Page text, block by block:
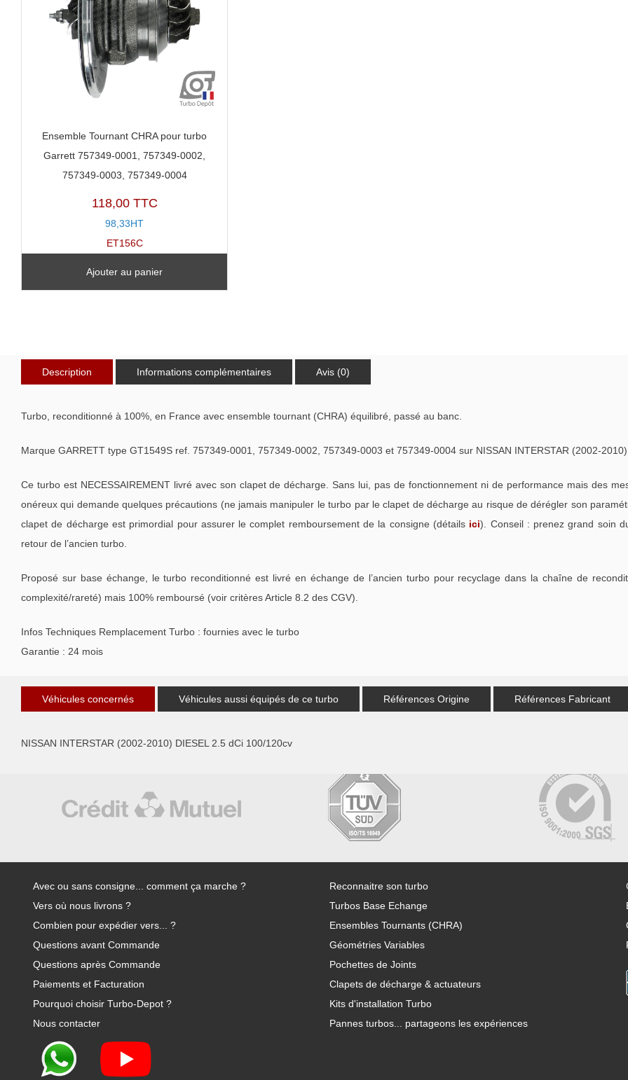
Ensemble Tournant CHRA pour turbo
Garrett 757349-0001, 757349-0002,
757349-0003, 757349-0004
118,00 TTC
98,33HT
ET156C
Ajouter au panier
Description Informations complémentaires Avis (0)
Turbo, reconditionné à 100%, en France avec ensemble tournant (CHRA) équilibré, passé au banc.
Marque GARRETT type GT1549S ref. 757349-0001, 757349-0002, 757349-0003 et 757349-0004 sur NISSAN INTERSTAR (2002-
Ce turbo est NECESSAIREMENT livré avec son clapet de décharge. Sans lui, pas de fonctionnement ni de performance mais des
onéreux qui demande quelques précautions (ne jamais manipuler le turbo par le clapet de décharge au risque de dérégler son
clapet de décharge est primordial pour assurer le complet remboursement de la consigne (détails ici). Conseil : prenez grand soin
retour de l’ancien turbo.
Proposé sur base échange, le turbo reconditionné est livré en échange de l’ancien turbo pour recyclage dans la chaîne de
complexité/rareté) mais 100% remboursé (voir critères Article 8.2 des CGV).
Infos Techniques Remplacement Turbo : fournies avec le turbo
Garantie : 24 mois
Véhicules concernés Véhicules aussi équipés de ce turbo Références Origine Références Fabricant
NISSAN INTERSTAR (2002-2010) DIESEL 2.5 dCi 100/120cv
Avec ou sans consigne... comment ça marche ?
Vers où nous livrons ?
Combien pour expédier vers... ?
Questions avant Commande
Questions après Commande
Paiements et Facturation
Pourquoi choisir Turbo-Depot ?
Nous contacter
Reconnaitre son turbo
Turbos Base Echange
Ensembles Tournants (CHRA)
Géométries Variables
Pochettes de Joints
Clapets de décharge & actuateurs
Kits d'installation Turbo
Pannes turbos... partageons les expériences